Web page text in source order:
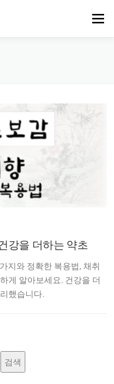
메뉴
강을 더하는 약초
지와 정확한 복용법, 채취
게 알아보세요. 건강을 더
했습니다.
검색